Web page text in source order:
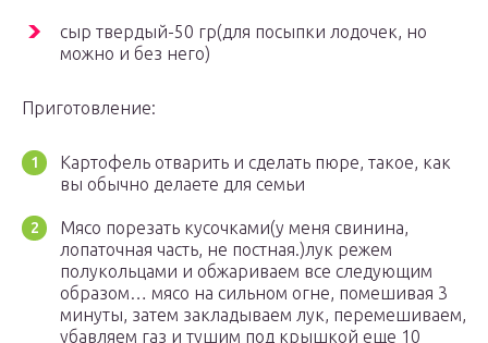
сыр твердый-50 гр(для посыпки лодочек, но
можно и без него)
Приготовление:
Картофель отварить и сделать пюре, такое, как
вы обычно делаете для семьи
Мясо порезать кусочками(у меня свинина,
лопаточная часть, не постная.)лук режем
полукольцами и обжариваем все следующим
образом… мясо на сильном огне, помешивая 3
минуты, затем закладываем лук, перемешиваем,
убавляем газ и тушим под крышкой еще 10